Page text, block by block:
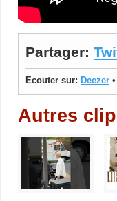
Partager:
Ecouter sur: Deezer •
Autres